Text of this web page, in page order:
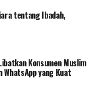
tentang Ibadah,
Konsumen Muslim
WhatsApp yang Kuat